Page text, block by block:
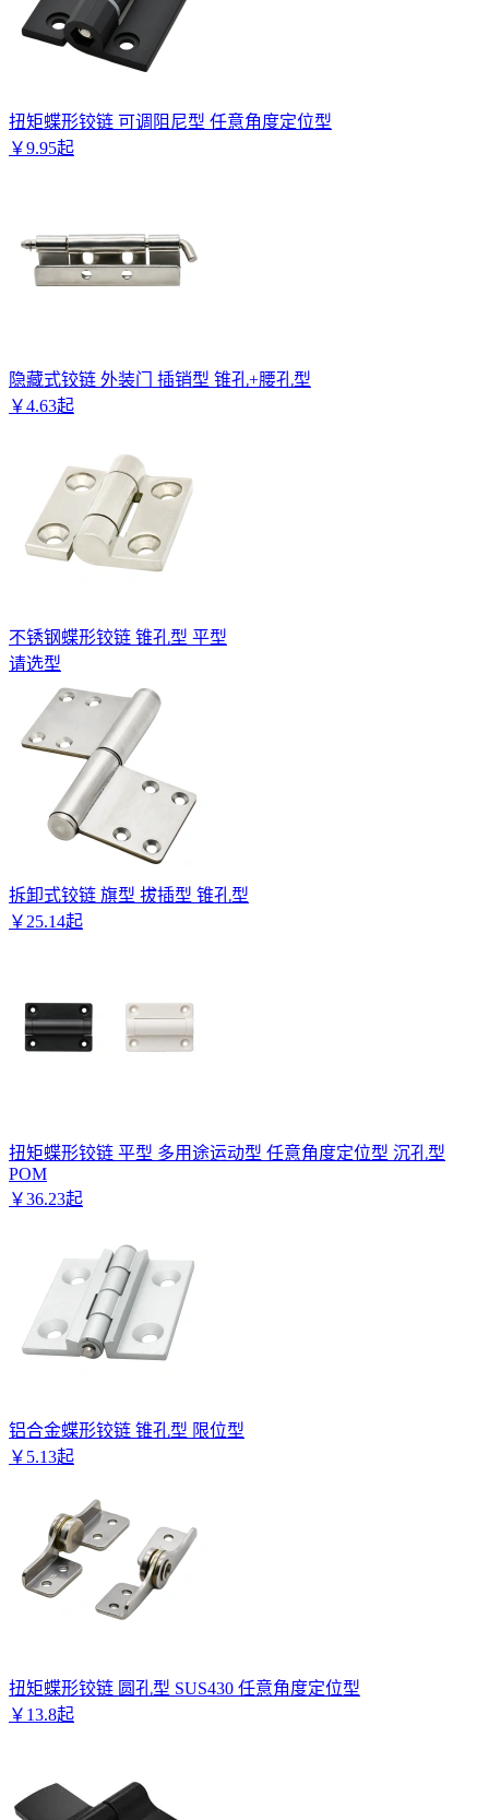
扭矩蝶形铰链 可调阻尼型 任意角度定位型
￥9.95起
隐藏式铰链 外装门 插销型 锥孔+腰孔型
￥4.63起
不锈钢蝶形铰链 锥孔型 平型
请选型
拆卸式铰链 旗型 拔插型 锥孔型
￥ 25.14起
扭矩蝶形铰链 平型 多用途运动型 任意角度定位型 沉孔型
POM
￥36.23起
铝合金蝶形铰链 锥孔型 限位型
￥ 5.13起
扭矩蝶形铰链 圆孔型 SUS430 任意角度定位型
￥ 13.8起